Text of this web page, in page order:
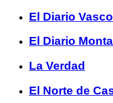
El Diario Vasco
El Diario
La Verdad
El Norte de